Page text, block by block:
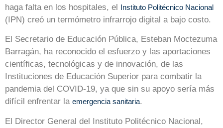
haga falta en los hospitales, el Instituto Politécnico Nacional
(IPN) creó un termómetro infrarrojo digital a bajo costo.
El Secretario de Educación Pública, Esteban Moctezuma
Barragán, ha reconocido el esfuerzo y las aportaciones
científicas, tecnológicas y de innovación, de las
Instituciones de Educación Superior para combatir la
pandemia del COVID-19, ya que sin su apoyo sería más
difícil enfrentar la emergencia sanitaria.
El Director General del Instituto Politécnico Nacional,